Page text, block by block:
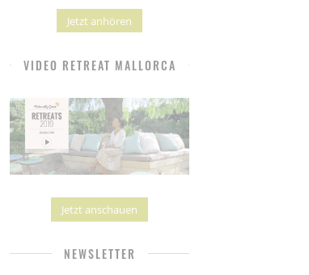
Jetzt anhören
VIDEO RETREAT MALLORCA
Jetzt anschauen
NEWSLETTER